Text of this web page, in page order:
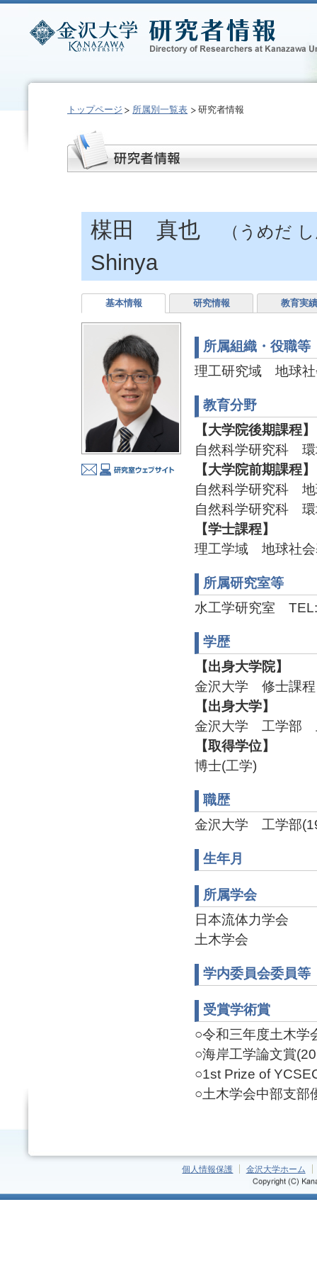
トップページ 所属別一覧表 研究者情報
楳田 真也 （うめだ
Shinya
基本情報 研究情報 教育実績
所属組織・役職等
理工研究域 地球社
教育分野
【大学院後期課程】
自然科学研究科 環
【大学院前期課程】
自然科学研究科 地
自然科学研究科 環
【学士課程】
理工学域 地球社
所属研究室等
水工学研究室
学歴
【出身大学院】
金沢大学 修士課
【出身大学】
金沢大学 工学部
【取得学位】
博士(工学)
職歴
金沢大学 工学部
生年月
所属学会
日本流体力学会
土木学会
学内委員会委員等
受賞学術賞
○令和三年度土木学
○海岸工学論文賞
○1st Prize of
○土木学会中部支部
個人情報保護 金沢大学ホーム